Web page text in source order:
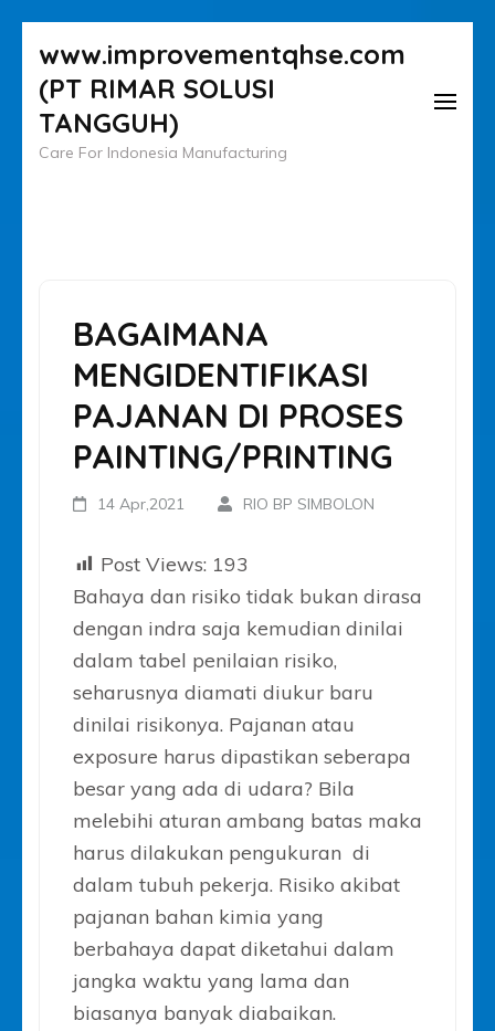
ke
konten
(Tekan
Enter)
www.improvementqhse.com
(PT RIMAR SOLUSI
TANGGUH)
Care For Indonesia Manufacturing
BAGAIMANA
MENGIDENTIFIKASI
PAJANAN DI PROSES
PAINTING/PRINTING
14 Apr,2021 RIO BP SIMBOLON
Post Views: 193
Bahaya dan risiko tidak bukan dirasa
dengan indra saja kemudian dinilai
dalam tabel penilaian risiko,
seharusnya diamati diukur baru
dinilai risikonya. Pajanan atau
exposure harus dipastikan seberapa
besar yang ada di udara? Bila
melebihi aturan ambang batas maka
harus dilakukan pengukuran di
dalam tubuh pekerja. Risiko akibat
pajanan bahan kimia yang
berbahaya dapat diketahui dalam
jangka waktu yang lama dan
biasanya banyak diabaikan.